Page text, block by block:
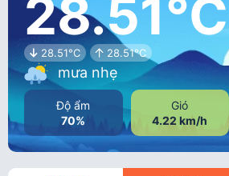
28.51°C
28.51°C 28.51°C
mưa nhẹ
Độ ẩm
70%
Gió
4.22 km/h